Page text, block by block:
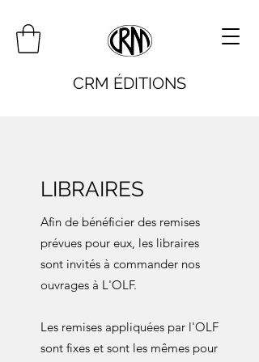
CRM ÉDITIONS
LIBRAIRES
Afin de bénéficier des remises
prévues pour eux, les libraires
sont invités à commander nos
ouvrages à L'OLF.
Les remises appliquées par l'OLF
sont fixes et sont les mêmes pour